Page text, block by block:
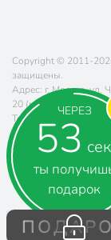
ЧЕРЕЗ
52
ты
подарок
Copyright © 2011-
защищены.
Адрес: г. Москва, ул.
20 (метро Южная)
Телефон:
8 (800)
Почта: